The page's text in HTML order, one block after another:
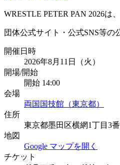
WRESTLE PETER PAN 2026は
団体公式サイト・公式SNS等の
開催日時
2026年8月11日（火）
開場/開始
開始 14:00
会場
両国国技館（東京都）
住所
東京都墨田区横網1丁目3
地図
Google マップを開く
チケット